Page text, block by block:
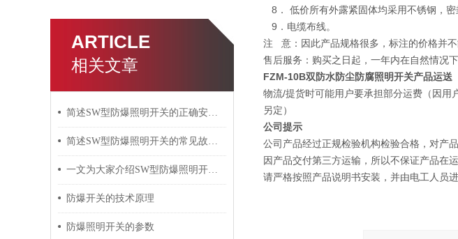
ARTICLE
相关文章
简述SW型防爆照明开关的正确安装步骤
简述SW型防爆照明开关的常见故障相应解决方法
一文为大家介绍SW型防爆照明开关的接线工艺
防爆开关的技术原理
防爆照明开关的参数
8． 低价所有外露紧固体均采用不锈钢，
9．电缆布线。
注 意：因此产品规格很多，标注的价格并
售后服务：购买之日起，一年内在自然情况
FZM-10B双防水防尘防腐照明开关产品运送
物流/提货时可能用户要承担部分运费（因用
另定）
公司提示
公司产品经过正规检验机构检验合格，对产
因产品交付第三方运输，所以不保证产品在
请严格按照产品说明书安装，并由电工人员进